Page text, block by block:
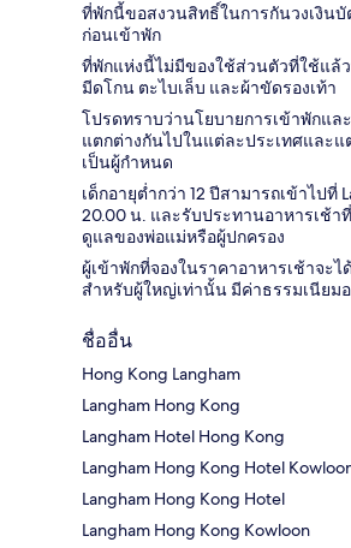
ที่พักนี้ขอสงวนสิทธิ์ในการกันวงเงินบั
ก่อนเข้าพัก
ที่พักแห่งนี้ไม่มีของใช้ส่วนตัวที่ใช้แล้ว
มีดโกน ตะไบเล็บ และผ้าขัดรองเท้า
โปรดทราบว่านโยบายการเข้าพักแล
แตกต่างกันไปในแต่ละประเทศและ
เป็นผู้กำหนด
เด็กอายุต่ำกว่า 12 ปีสามารถเข้าไปที่
20.00 น. และรับประทานอาหารเช้า
ดูแลของพ่อแม่หรือผู้ปกครอง
ผู้เข้าพักที่จองในราคาอาหารเช้าจะไ
สำหรับผู้ใหญ่เท่านั้น มีค่าธรรมเนียม
ชื่ออื่น
Hong Kong Langham
Langham Hong Kong
Langham Hotel Hong Kong
Langham Hong Kong Hotel
Langham Hong Kong Hotel
Langham Hong Kong Kowloon